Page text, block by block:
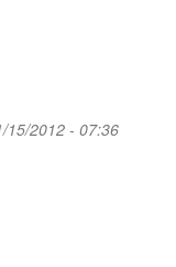
2012 - 07:36